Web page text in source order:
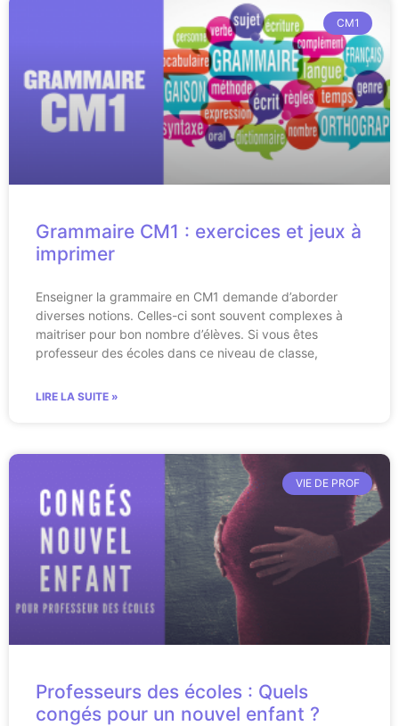
CM1
Grammaire CM1 : exercices et jeux à
imprimer
Enseigner la grammaire en CM1 demande d’aborder
diverses notions. Celles-ci sont souvent complexes à
maitriser pour bon nombre d’élèves. Si vous êtes
professeur des écoles dans ce niveau de classe,
LIRE LA SUITE »
VIE DE PROF
Professeurs des écoles : Quels
congés pour un nouvel enfant ?